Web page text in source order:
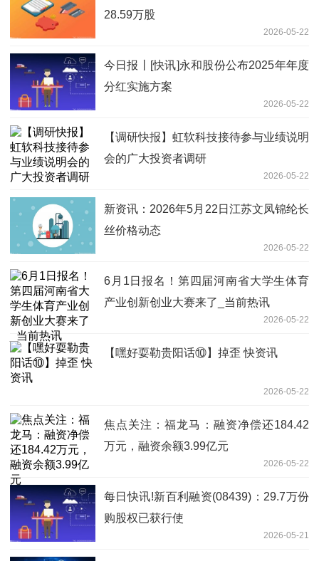
28.59万股
2026-05-22
今日报丨[快讯]永和股份公布2025年年度
分红实施方案
2026-05-22
【调研快报】虹软科技接待参与业绩说明
会的广大投资者调研
2026-05-22
新资讯：2026年5月22日江苏文凤锦纶长
丝价格动态
2026-05-22
6月1日报名！第四届河南省大学生体育
产业创新创业大赛来了_当前热讯
2026-05-22
【嘿好耍勒贵阳话⑩】掉歪 快资讯
2026-05-22
焦点关注：福龙马：融资净偿还184.42
万元，融资余额3.99亿元
2026-05-22
每日快讯!新百利融资(08439)：29.7万份
购股权已获行使
2026-05-21